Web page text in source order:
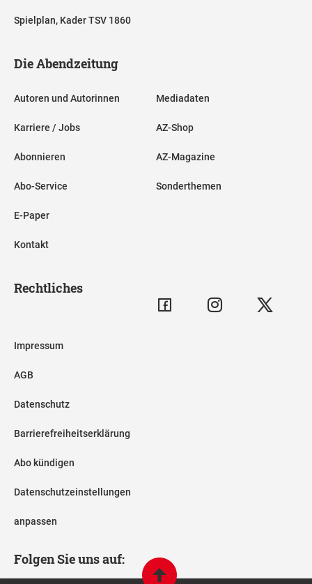
Spielplan, Kader TSV 1860
Die Abendzeitung
Autoren und Autorinnen
Karriere / Jobs
Abonnieren
Abo-Service
E-Paper
Kontakt
Mediadaten
AZ-Shop
AZ-Magazine
Sonderthemen
Rechtliches
Impressum
AGB
Datenschutz
Barrierefreiheitserklärung
Abo kündigen
Datenschutzeinstellungen
anpassen
Folgen Sie uns auf: